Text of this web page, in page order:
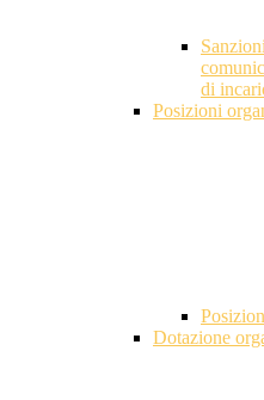
di
Posizioni
Dotazione